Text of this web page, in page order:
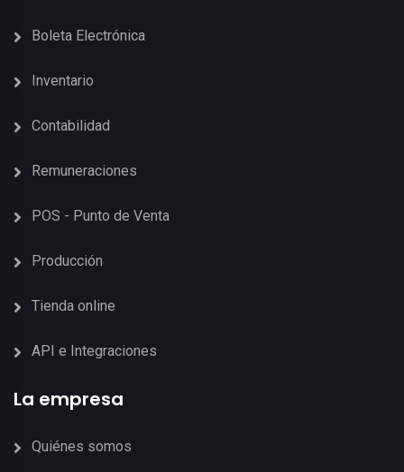
Boleta Electrónica
Inventario
Contabilidad
Remuneraciones
POS - Punto de Venta
Producción
Tienda online
API e Integraciones
La empresa
Quiénes somos